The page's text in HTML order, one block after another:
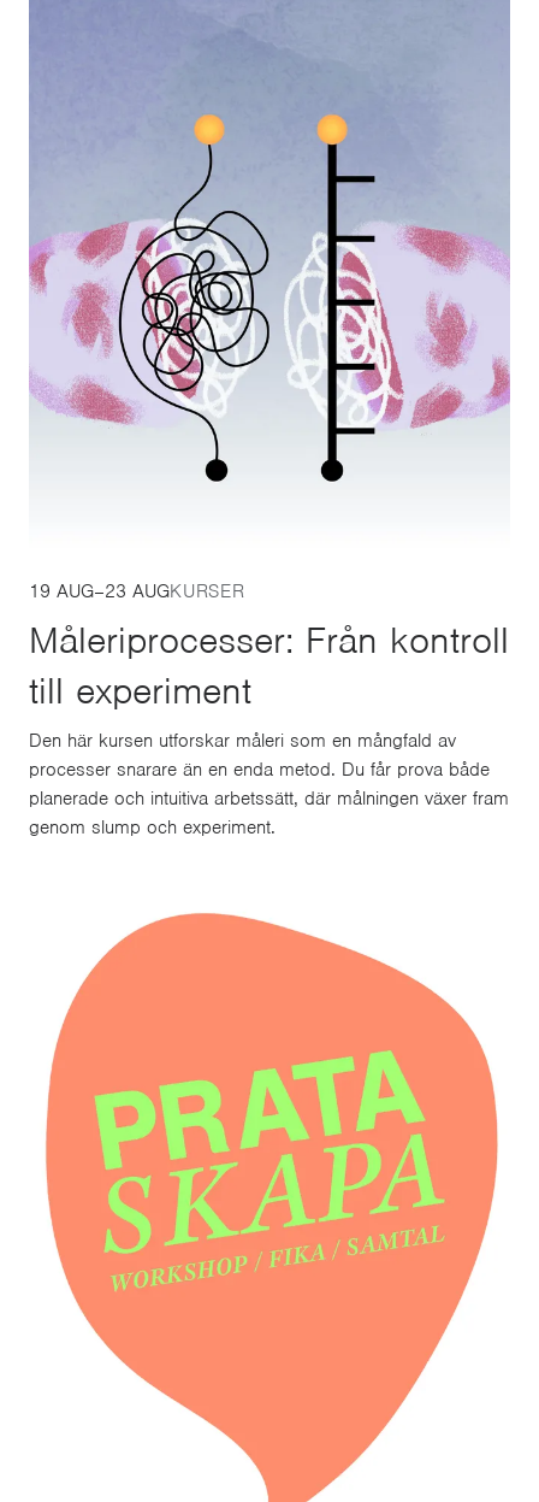
19 AUG–23 AUGKURSER
Måleriprocesser: Från kontroll
till experiment
Den här kursen utforskar måleri som en mångfald av
processer snarare än en enda metod. Du får prova både
planerade och intuitiva arbetssätt, där målningen växer fram
genom slump och experiment.